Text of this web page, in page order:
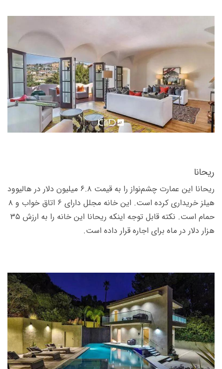
ریحانا
ریحانا این عمارت چشم‌­نواز را به قیمت ۶.۸ میلیون دلار در هالیوود
هیلز خریداری کرده است. این خانه مجلل دارای ۶ اتاق خواب و ۸
حمام است. نکته قابل توجه اینکه ریحانا این خانه را به ارزش ۳۵
هزار دلار در ماه برای اجاره قرار داده است.